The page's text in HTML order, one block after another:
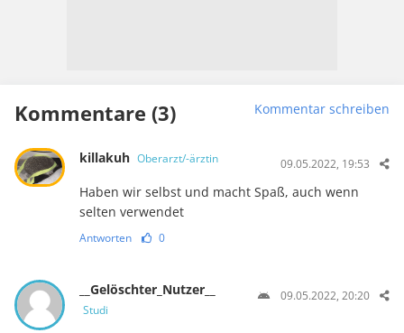
Kommentare (3) Kommentar schreiben
killakuh Oberarzt/-ärztin 09.05.2022, 19:53
Haben wir selbst und macht Spaß, auch wenn
selten verwendet
Antworten 0
__Gelöschter_Nutzer__
Studi
09.05.2022, 20:20